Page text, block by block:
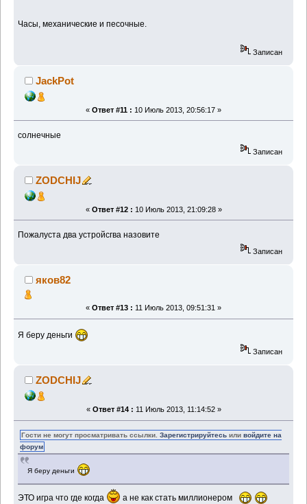
Часы, механические и песочные.
Записан
JackPot
« Ответ #11 : 10 Июль 2013, 20:56:17 »
солнечные
Записан
ZODCHIJ
« Ответ #12 : 10 Июль 2013, 21:09:28 »
Пожалуста два устройсгва назовите
Записан
яков82
« Ответ #13 : 11 Июль 2013, 09:51:31 »
Я беру деньги
Записан
ZODCHIJ
« Ответ #14 : 11 Июль 2013, 11:14:52 »
Гости не могут просматривать ссылки.Зарегистрируйтесь иливойдите на
форум
Я беру деньги
ЭТО игра что где когда а не как стать миллионером